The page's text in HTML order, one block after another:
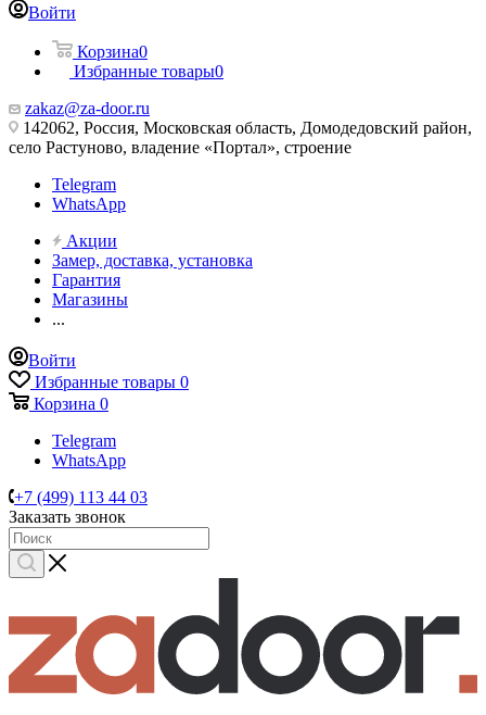
Войти
Корзина0
Избранные товары0
zakaz@za-door.ru
142062, Россия, Московская область, Домодедовский район,
село Растуново, владение «Портал», строение
Telegram
WhatsApp
Акции
Замер, доставка, установка
Гарантия
Магазины
...
Войти
Избранные товары 0
Корзина 0
Telegram
WhatsApp
+7 (499) 113 44 03
Заказать звонок